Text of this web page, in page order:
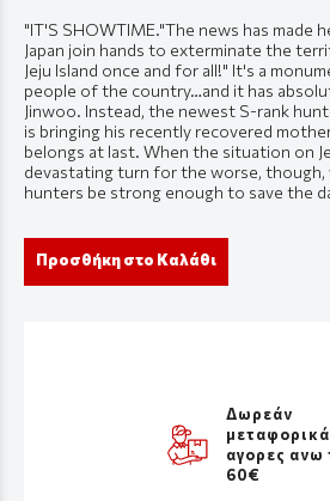
"IT'S SHOWTIME."The news has made
Japan join hands to exterminate the
Jeju Island once and for all!" It's a
people of the country…and it has
Jinwoo. Instead, the newest S-rank
is bringing his recently recovered
belongs at last. When the situation on
devastating turn for the worse,
hunters be strong enough to save the
Προσθήκη στο Καλάθι
Δωρεάν
μεταφορικά
αγορες ανω
60€